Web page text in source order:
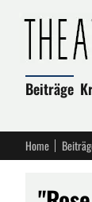
Beiträge
Home